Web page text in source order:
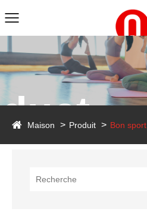
Maison Produit Bon sport